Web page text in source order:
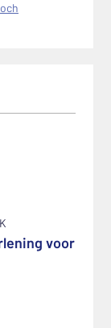
voor